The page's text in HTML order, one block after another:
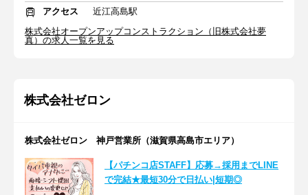
アクセス
近江高島駅
株式会社オープンアップコンストラクション（旧株式会社夢
真）の求人一覧を見る
株式会社ゼロン
株式会社ゼロン 神戸営業所（滋賀県高島市エリア）
【パチンコ店STAFF】応募→採用までLINE
で完結★最短30分で日払い|短期◎